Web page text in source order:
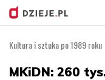
Kultura i sztuka po 1989 roku
MKiDN: 260